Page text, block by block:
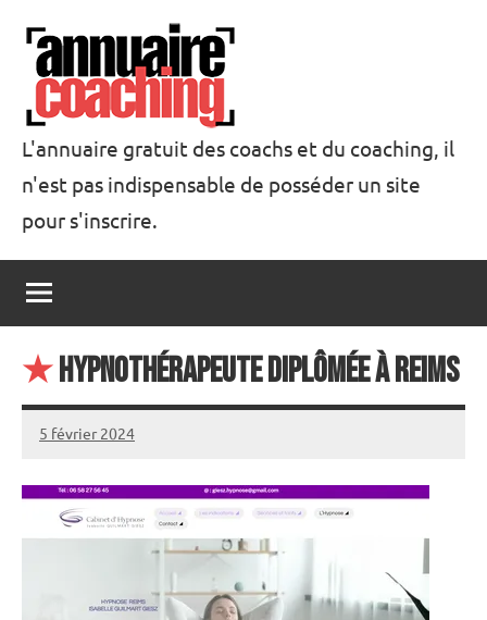
contenu
Annuaire
Coaching
L'annuaire gratuit des coachs et du coaching, il
n'est pas indispensable de posséder un site
pour s'inscrire.
★Hypnothérapeute diplômée à Reims
5 février 2024
annuairecoaching